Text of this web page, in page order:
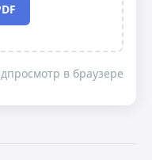
в браузере